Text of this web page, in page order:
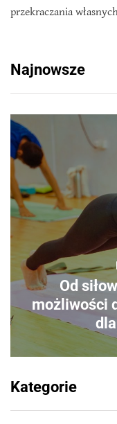
przekraczania
Najnowsze
Od
możliwości
Kategorie